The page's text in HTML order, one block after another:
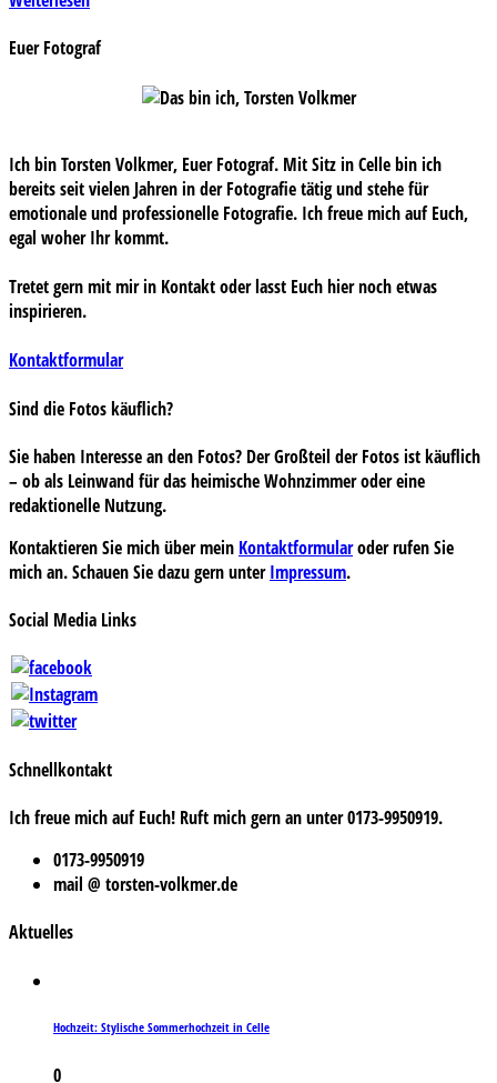
Euer Fotograf
Ich bin Torsten Volkmer, Euer Fotograf. Mit Sitz in Celle bin ich
bereits seit vielen Jahren in der Fotografie tätig und stehe für
emotionale und professionelle Fotografie. Ich freue mich auf Euch,
egal woher Ihr kommt.
Tretet gern mit mir in Kontakt oder lasst Euch hier noch etwas
inspirieren.
Kontaktformular
Sind die Fotos käuflich?
Sie haben Interesse an den Fotos? Der Großteil der Fotos ist käuflich
– ob als Leinwand für das heimische Wohnzimmer oder eine
redaktionelle Nutzung.
Kontaktieren Sie mich über mein Kontaktformularoder rufen Sie
mich an. Schauen Sie dazu gern unterImpressum.
Social Media Links
Schnellkontakt
Ich freue mich auf Euch! Ruft mich gern an unter 0173-9950919.
0173-9950919
mail @ torsten-volkmer.de
Aktuelles
Hochzeit: Stylische Sommerhochzeit in Celle
0